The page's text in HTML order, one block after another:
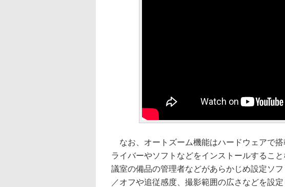
なお、オートズーム機能はハードウェアで
ライバーやソフトなどをインストールするこ
議室の備品の管理者などがあらかじめ設定ソ
／オフや追従感度、撮影範囲の広さなどを設